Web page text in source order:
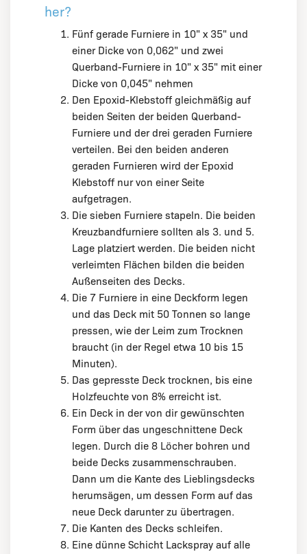
her?
Fünf gerade Furniere in 10" x 35" und
einer Dicke von 0,062" und zwei
Querband-Furniere in 10" x 35" mit einer
Dicke von 0,045" nehmen
Den Epoxid-Klebstoff gleichmäßig auf
beiden Seiten der beiden Querband-
Furniere und der drei geraden Furniere
verteilen. Bei den beiden anderen
geraden Furnieren wird der Epoxid
Klebstoff nur von einer Seite
aufgetragen.
Die sieben Furniere stapeln. Die beiden
Kreuzbandfurniere sollten als 3. und 5.
Lage platziert werden. Die beiden nicht
verleimten Flächen bilden die beiden
Außenseiten des Decks.
Die 7 Furniere in eine Deckform legen
und das Deck mit 50 Tonnen so lange
pressen, wie der Leim zum Trocknen
braucht (in der Regel etwa 10 bis 15
Minuten).
Das gepresste Deck trocknen, bis eine
Holzfeuchte von 8% erreicht ist.
Ein Deck in der von dir gewünschten
Form über das ungeschnittene Deck
legen. Durch die 8 Löcher bohren und
beide Decks zusammenschrauben.
Dann um die Kante des Lieblingsdecks
herumsägen, um dessen Form auf das
neue Deck darunter zu übertragen.
Die Kanten des Decks schleifen.
Eine dünne Schicht Lackspray auf alle